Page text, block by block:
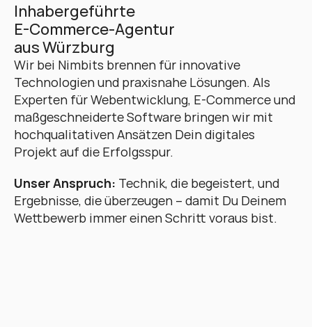
Inhabergeführte
E-Commerce-Agentur
aus Würzburg
Wir bei Nimbits brennen für innovative
Technologien und praxisnahe Lösungen. Als
Experten für Webentwicklung, E-Commerce und
maßgeschneiderte Software bringen wir mit
hochqualitativen Ansätzen Dein digitales
Projekt auf die Erfolgsspur.
Unser Anspruch: Technik, die begeistert, und
Ergebnisse, die überzeugen – damit Du Deinem
Wettbewerb immer einen Schritt voraus bist.